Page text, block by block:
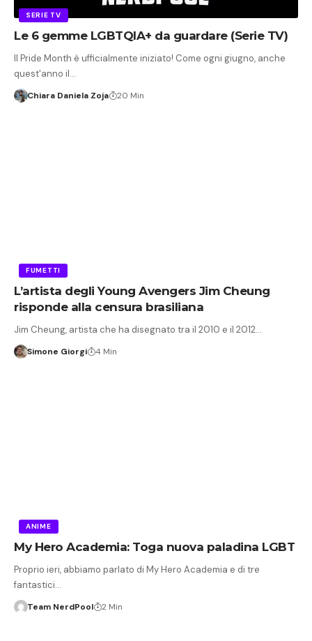
SERIE TV
Le 6 gemme LGBTQIA+ da guardare (Serie TV)
Il Pride Month è ufficialmente iniziato! Come ogni giugno, anche
quest'anno il…
Chiara Daniela Zoja 20 Min
FUMETTI
L’artista degli Young Avengers Jim Cheung
risponde alla censura brasiliana
Jim Cheung, artista che ha disegnato tra il 2010 e il 2012…
Simone Giorgi 4 Min
ANIME
My Hero Academia: Toga nuova paladina LGBT
Proprio ieri, abbiamo parlato di My Hero Academia e di tre
fantastici…
Team NerdPool 2 Min